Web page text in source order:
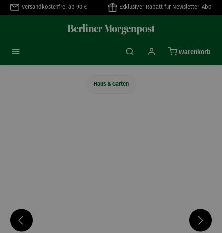
springen
Versandkostenfrei ab 90 € Exklusiver Rabatt für Newsletter-Abo
Warenkorb
Haus & Garten